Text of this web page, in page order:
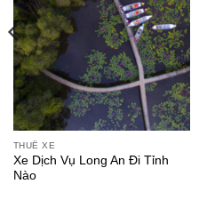
THUÊ XE
Xe Dịch Vụ Long An Đi Tỉnh
Nào